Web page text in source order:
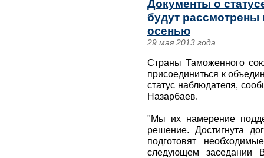
Документы о
будут рассмотрены
осенью
29 мая 2013 года
Страны Таможенного
присоединиться к
статус наблюдателя,
Назарбаев.
"Мы их намерение
решение. Достигнута
подготовят
следующем заседании